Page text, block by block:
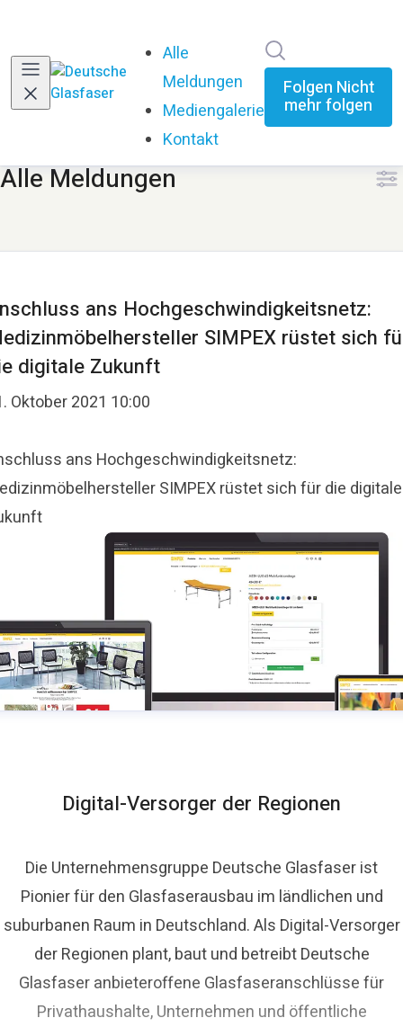
Alle
Meldungen
Mediengalerie
Kontakt
Folgen Nicht
mehr folgen
Alle Meldungen
ans Hochgeschwindigkeitsnetz:
SIMPEX rüstet sich
digitale Zukunft
Oktober 2021 10:00
ans Hochgeschwindigkeitsnetz:
SIMPEX rüstet sich für die digitale
Digital-Versorger der Regionen
Die Unternehmensgruppe Deutsche Glasfaser ist
Pionier für den Glasfaserausbau im ländlichen und
suburbanen Raum in Deutschland. Als Digital-Versorger
der Regionen plant, baut und betreibt Deutsche
Glasfaser anbieteroffene Glasfaseranschlüsse für
Privathaushalte, Unternehmen und öffentliche